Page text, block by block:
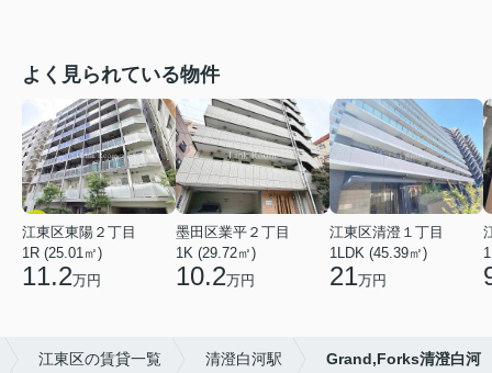
よく見られている物件
江東区東陽２丁目
1R (25.01㎡)
11.2万円
墨田区業平２丁目
1K (29.72㎡)
10.2万円
江東区清澄１丁目
1LDK (45.39㎡)
21万円
江東区の賃貸一覧 清澄白河駅 Grand,Forks清澄白河